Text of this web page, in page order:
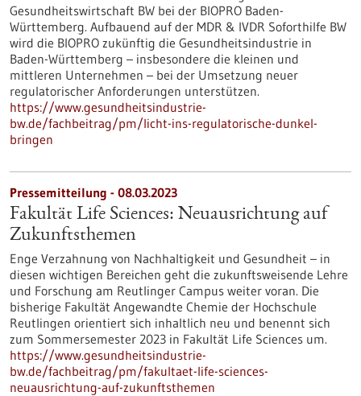
Gesundheitswirtschaft BW bei der BIOPRO Baden-
Württemberg. Aufbauend auf der MDR & IVDR Soforthilfe BW
wird die BIOPRO zukünftig die Gesundheitsindustrie in
Baden-Württemberg – insbesondere die kleinen und
mittleren Unternehmen – bei der Umsetzung neuer
regulatorischer Anforderungen unterstützen.
https://www.gesundheitsindustrie-
bw.de/fachbeitrag/pm/licht-ins-regulatorische-dunkel-
bringen
Pressemitteilung - 08.03.2023
Fakultät Life Sciences: Neuausrichtung auf
Zukunftsthemen
Enge Verzahnung von Nachhaltigkeit und Gesundheit – in
diesen wichtigen Bereichen geht die zukunftsweisende Lehre
und Forschung am Reutlinger Campus weiter voran. Die
bisherige Fakultät Angewandte Chemie der Hochschule
Reutlingen orientiert sich inhaltlich neu und benennt sich
zum Sommersemester 2023 in Fakultät Life Sciences um.
https://www.gesundheitsindustrie-
bw.de/fachbeitrag/pm/fakultaet-life-sciences-
neuausrichtung-auf-zukunftsthemen